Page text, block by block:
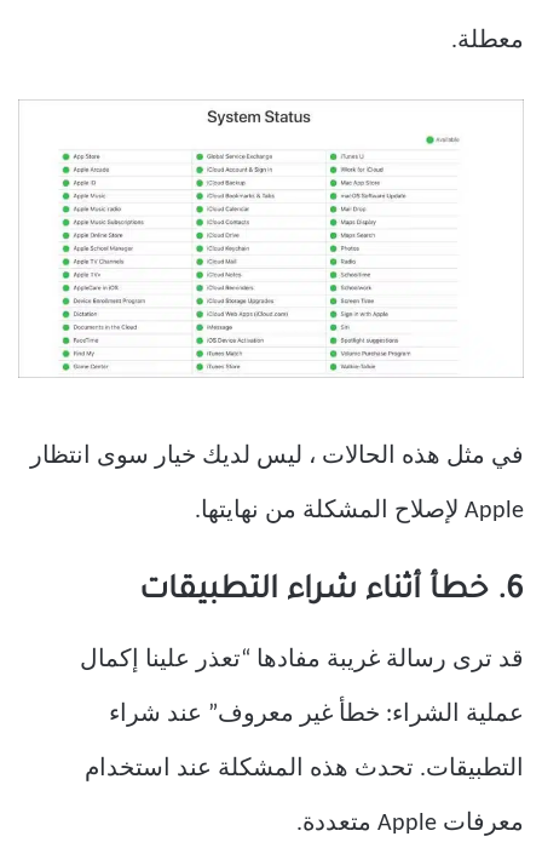
معطلة.
في مثل هذه الحالات ، ليس لديك خيار سوى انتظار
Apple لإصلاح المشكلة من نهايتها.
6. خطأ أثناء شراء التطبيقات
قد ترى رسالة غريبة مفادها “تعذر علينا إكمال
عملية الشراء: خطأ غير معروف” عند شراء
التطبيقات. تحدث هذه المشكلة عند استخدام
معرفات Apple متعددة.